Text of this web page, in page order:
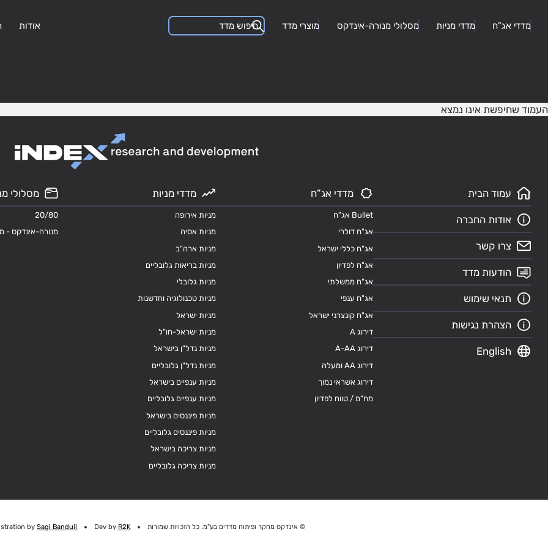
מדדי אג”ח מדדי מניות מסלולי מנורה-אינדקס מוצרי מדד אודות
העמוד שחיפשת אינו נמצא
עמוד הבית
אודות החברה
צרו קשר
הודעות מדד
תנאי שימוש
הצהרת נגישות
English
מדדי אג”ח
Bullet אג"ח
אג"ח דולרי
אג"ח כללי ישראל
אג"ח לפדיון
אג"ח ממשלתי
אג"ח ענפי
אג"ח קונצרני ישראל
דירוג A
דירוג A-AA
דירוג AA ומעלה
דירוג אשראי נמוך
מח"מ / טווח לפדיון
מדדי מניות
מניות אירופה
מניות אסיה
מניות ארה"ב
מניות בריאות גלובליים
מניות גלובלי
מניות טכנולוגיה וחדשנות
מניות ישראל
מניות ישראל-חו"ל
מניות נדל"ן בישראל
מניות נדל"ן גלובליים
מניות ענפיים בישראל
מניות ענפיים גלובליים
מניות פיננסים בישראל
מניות פיננסים גלובליים
מניות צריכה בישראל
מניות צריכה גלובליים
מסלולי
20/80
מנורה-אינדקס -
© אינדקס מחקר ופיתוח מדדים בע"מ. כל הזכויות שמורות Dev by R2K
bySagi Banduil